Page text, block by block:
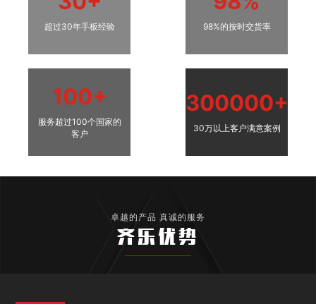
超过30年手板经验 98%的按时交货率
100+
服务超过100个国家的
客户
300000+
30万以上客户满意案例
卓越的产品 真诚的服务
齐乐优势